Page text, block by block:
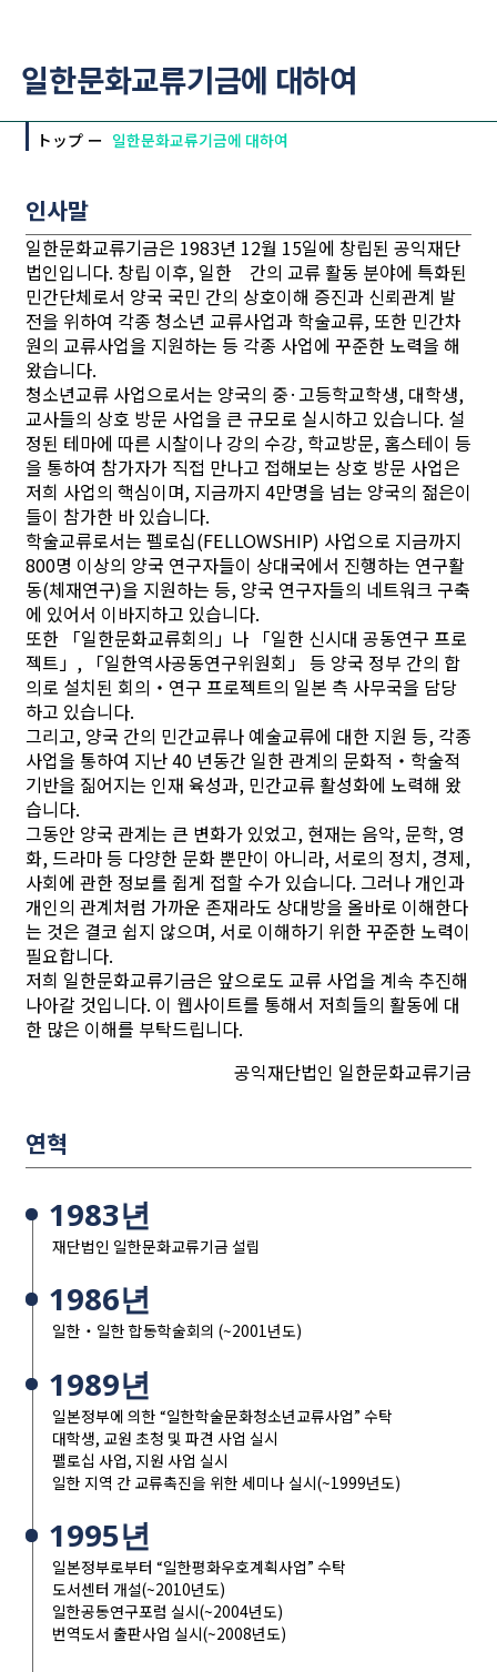
일한문화교류기금에 대하여
トップ 일한문화교류기금에 대하여
인사말
일한문화교류기금은 1983년 12월 15일에 창립된 공익재단
법인입니다. 창립 이후, 일한 간의 교류 활동 분야에 특화된
민간단체로서 양국 국민 간의 상호이해 증진과 신뢰관계 발
전을 위하여 각종 청소년 교류사업과 학술교류, 또한 민간차
원의 교류사업을 지원하는 등 각종 사업에 꾸준한 노력을 해
왔습니다.
청소년교류 사업으로서는 양국의 중·고등학교학생, 대학생,
교사들의 상호 방문 사업을 큰 규모로 실시하고 있습니다. 설
정된 테마에 따른 시찰이나 강의 수강, 학교방문, 홈스테이 등
을 통하여 참가자가 직접 만나고 접해보는 상호 방문 사업은
저희 사업의 핵심이며, 지금까지 4만명을 넘는 양국의 젊은이
들이 참가한 바 있습니다.
학술교류로서는 펠로십(FELLOWSHIP) 사업으로 지금까지
800명 이상의 양국 연구자들이 상대국에서 진행하는 연구활
동(체재연구)을 지원하는 등, 양국 연구자들의 네트워크 구축
에 있어서 이바지하고 있습니다.
또한 「일한문화교류회의」나 「일한 신시대 공동연구 프로
젝트」, 「일한역사공동연구위원회」 등 양국 정부 간의 합
의로 설치된 회의・연구 프로젝트의 일본 측 사무국을 담당
하고 있습니다.
그리고, 양국 간의 민간교류나 예술교류에 대한 지원 등, 각종
사업을 통하여 지난 40 년동간 일한 관계의 문화적・학술적
기반을 짊어지는 인재 육성과, 민간교류 활성화에 노력해 왔
습니다.
그동안 양국 관계는 큰 변화가 있었고, 현재는 음악, 문학, 영
화, 드라마 등 다양한 문화 뿐만이 아니라, 서로의 정치, 경제,
사회에 관한 정보를 쥡게 접할 수가 있습니다. 그러나 개인과
개인의 관계처럼 가까운 존재라도 상대방을 올바로 이해한다
는 것은 결코 쉽지 않으며, 서로 이해하기 위한 꾸준한 노력이
필요합니다.
저희 일한문화교류기금은 앞으로도 교류 사업을 계속 추진해
나아갈 것입니다. 이 웹사이트를 통해서 저희들의 활동에 대
한 많은 이해를 부탁드립니다.
공익재단법인 일한문화교류기금
연혁
1983년
재단법인 일한문화교류기금 설립
1986년
일한・일한 합동학술회의 (~2001년도)
1989년
일본정부에 의한 “일한학술문화청소년교류사업” 수탁
대학생, 교원 초청 및 파견 사업 실시
펠로십 사업, 지원 사업 실시
일한 지역 간 교류촉진을 위한 세미나 실시(~1999년도)
1995년
일본정부로부터 “일한평화우호계획사업” 수탁
도서센터 개설(~2010년도)
일한공동연구포럼 실시(~2004년도)
번역도서 출판사업 실시(~2008년도)